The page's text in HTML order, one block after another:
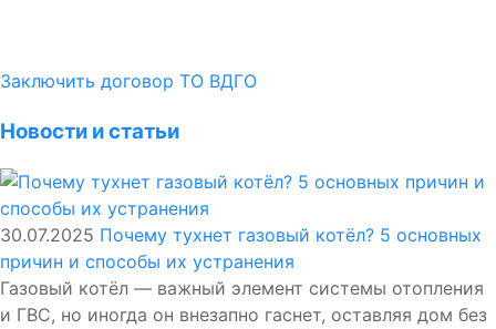
Заключить договор ТО ВДГО
Новости и статьи
30.07.2025 Почему тухнет газовый котёл? 5 основных
причин и способы их устранения
Газовый котёл — важный элемент системы отопления
и ГВС, но иногда он внезапно гаснет, оставляя дом без